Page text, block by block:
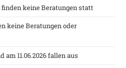
finden keine Beratungen statt
keine Beratungen oder
am 11.06.2026 fallen aus